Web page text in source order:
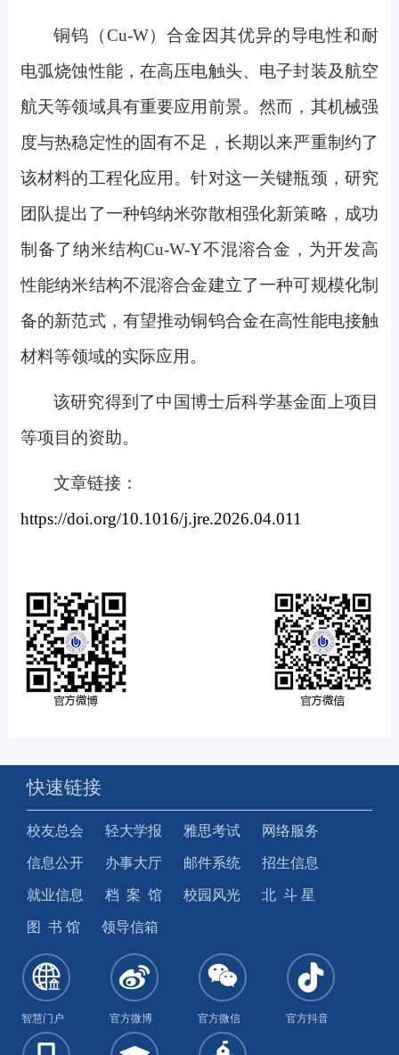
铜钨（Cu-W）合金因其优异的导电性和耐
电弧烧蚀性能，在高压电触头、电子封装及航空
航天等领域具有重要应用前景。然而，其机械强
度与热稳定性的固有不足，长期以来严重制约了
该材料的工程化应用。针对这一关键瓶颈，研究
团队提出了一种钨纳米弥散相强化新策略，成功
制备了纳米结构Cu-W-Y不混溶合金，为开发高
性能纳米结构不混溶合金建立了一种可规模化制
备的新范式，有望推动铜钨合金在高性能电接触
材料等领域的实际应用。
该研究得到了中国博士后科学基金面上项目
等项目的资助。
文章链接：
https://doi.org/10.1016/j.jre.2026.04.011
快速链接
校友总会 轻大学报 雅思考试 网络服务
信息公开 办事大厅 邮件系统 招生信息
就业信息 档 案 馆 校园风光 北 斗 星
图 书 馆 领导信箱
智慧门户 官方微博 官方微信 官方抖音